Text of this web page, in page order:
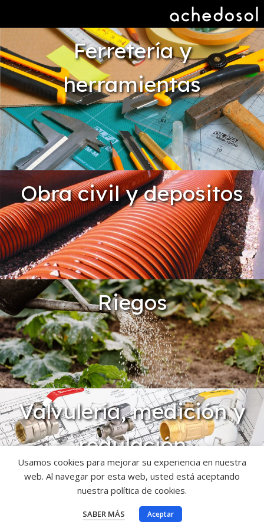
Ferretería y
herramientas
Obra civil y depositos
Riegos
Valvulería, medición y
regulación
Usamos cookies para mejorar su experiencia en nuestra
web. Al navegar por esta web, usted está aceptando
nuestra política de cookies.
SABER MÁS Aceptar